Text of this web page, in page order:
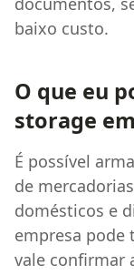
baixo custo.
O que eu
storage
É possível
de
domésticos e
empresa pode
vale confirmar